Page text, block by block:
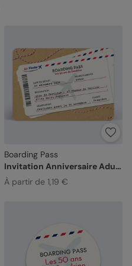
Boarding Pass
Invitation Anniversaire Adulte
À partir de 1,19 €